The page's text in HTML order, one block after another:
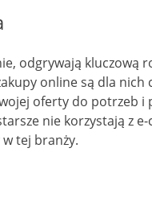
odgrywają kluczową
online są dla nich
oferty do potrzeb i
nie korzystają z
tej branży.